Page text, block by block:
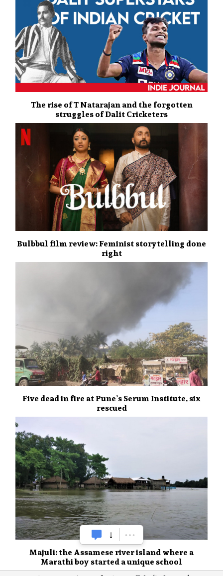
The rise of T Natarajan and the forgotten
struggles of Dalit Cricketers
Bulbbul film review: Feminist storytelling done
right
Five dead in fire at Pune’s Serum Institute, six
rescued
Majuli: the Assamese river island where a
Marathi boy started a unique school